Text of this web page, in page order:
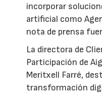
incorporar
artificial como
nota de prensa
La directora de
Participación de
Meritxell Farré,
transformación